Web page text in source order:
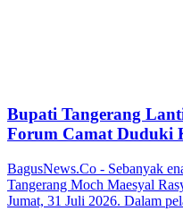
Bupati Tangerang
Forum Camat Duduki
BagusNews.Co - Sebanyak
Tangerang Moch Maesyal
Jumat, 31 Juli 2026. Dalam